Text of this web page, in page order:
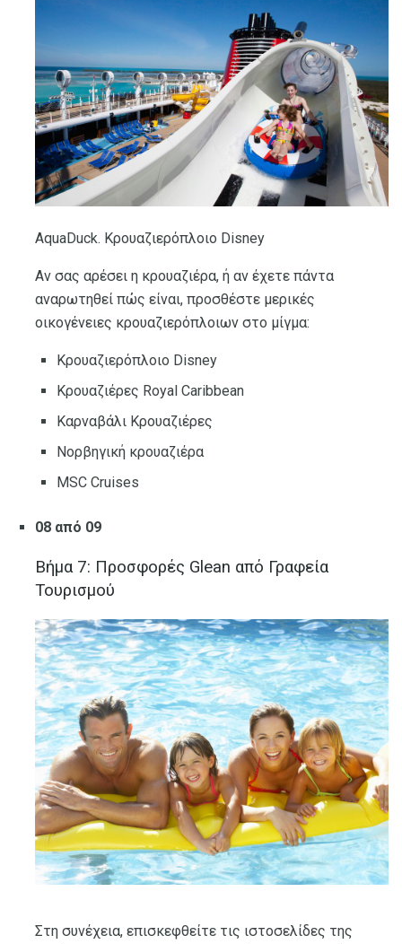
AquaDuck. Κρουαζιερόπλοιο Disney
Αν σας αρέσει η κρουαζιέρα, ή αν έχετε πάντα
αναρωτηθεί πώς είναι, προσθέστε μερικές
οικογένειες κρουαζιερόπλοιων στο μίγμα:
Κρουαζιερόπλοιο Disney
Κρουαζιέρες Royal Caribbean
Καρναβάλι Κρουαζιέρες
Νορβηγική κρουαζιέρα
MSC Cruises
08 από 09
Βήμα 7: Προσφορές Glean από Γραφεία
Τουρισμού
Στη συνέχεια, επισκεφθείτε τις ιστοσελίδες της